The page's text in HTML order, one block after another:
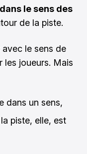
dans le sens des
de la piste.
le sens de
les joueurs. Mais
dans un sens,
piste, elle, est